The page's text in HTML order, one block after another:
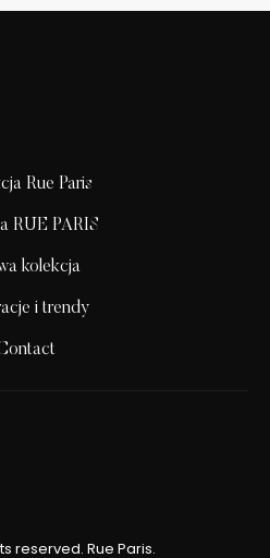
Rue Paris
RUE PARIS
kolekcja
i trendy
reserved. Rue Paris.